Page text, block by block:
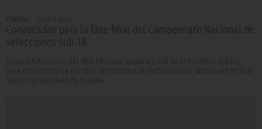
FÉMINAS
Convocadas para la fase final del Campeonato Nacional de
selecciones sub-18
Hasta 6 futbolistas del RBB Féminas viajan a Conil de la Frontera (Cádiz)
para enfundarse la elástica verdiblanca de Andalucía por última vez en este
nuevo campeonato de España.